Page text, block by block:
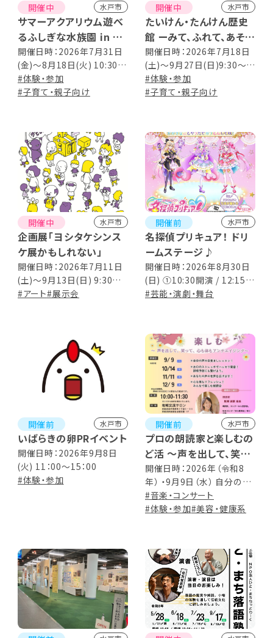
開催中 水戸市
サマーアクアリウム遊べ
るふしぎな水族園 in 京
成百貨店
開催日時：2026年7月31日
(金)～8月18日(火) 10:30～
19:00 [最終日は16:00ま
で] ※入場はそれぞれ閉場
#体験・参加
#子育て・親子向け
開催中 水戸市
たいけん・たんけん歴史
館 ーみて、ふれて、あそ
ぼ！ー
開催日時：2026年7月18日
(土)～9月27日(日)9:30～
17:00(入館は16:30まで) 休
館日：期間中の月曜日(但し、
お休み)
#体験・参加
#子育て・親子向け
開催中 水戸市
企画展「ヨシタケシンス
ケ展かもしれない」
開催日時：2026年7月11日
(土)～9月13日(日) 9:30～
17:00（入場は16:30まで）
#アート#展示会
開催前 水戸市
名探偵プリキュア！ ドリ
ームステージ♪
開催日時：2026年8月30日
(日) ①10:30開演 / 12:15終
演予定 （途中15分間の休
分間の休憩あり）
#芸能・演劇・舞台
開催前 水戸市
いばらきの卵PRイベント
開催日時：2026年9月8日
(火) 11：00～15：00
#体験・参加
開催前 水戸市
プロの朗読家と楽しむの
ど活 ～声を出して、笑っ
て、心も体もアンチエイ
ジング～
開催日時：2026年（令和8
年） ・9月9日（水） 自分の声
の目覚ましレッスン！ ・10月
14日（水） お口のストレッチ
（水） あなたの声の世界を広
げます！ ・12月9日（水） 心も
体もリフレッシュ！みんなで
楽しむ朗読会 （全4回・第2
水曜日中心）
#音楽・コンサート
#体験・参加#美容・健康系